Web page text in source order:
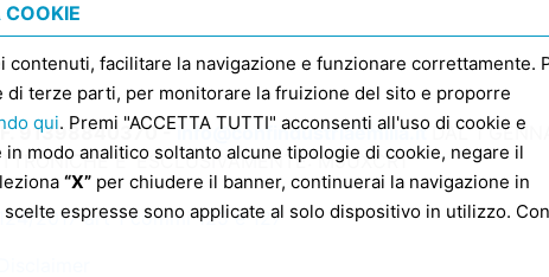
91398840370 - info@confindustriaemilia.it DAL 1
E’ ESCLUSIVAMENTE: M5UXCR1
2017 art 1 commi 125 e 127
facilitare la navigazione e funzionare correttamente.
di terze parti, per monitorare la fruizione del sito e proporre
qui. Premi "ACCETTA TUTTI" acconsenti all'uso di cookie e
in modo analitico soltanto alcune tipologie di cookie, negare il
“X” per chiudere il banner, continuerai la navigazione in
espresse sono applicate al solo dispositivo in utilizzo.